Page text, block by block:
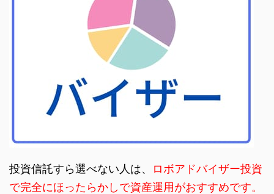
投資信託すら選べない人は、
ロボアドバイザー投資
で完全にほったらかしで資産運用がおすすめです。